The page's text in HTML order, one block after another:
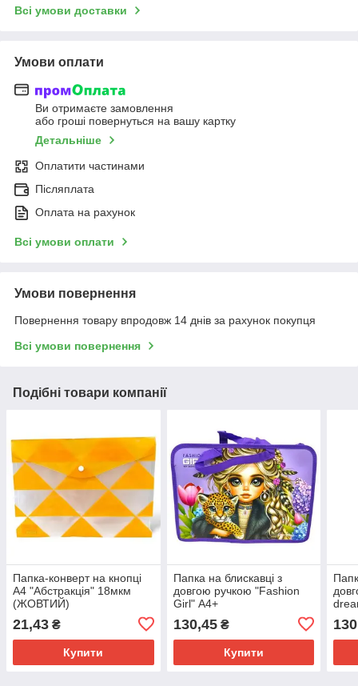
Всі умови доставки
Умови оплати
Ви отримаєте замовлення
або гроші повернуться на вашу картку
Детальніше
Оплатити частинами
Післяплата
Оплата на рахунок
Всі умови оплати
Умови повернення
Повернення товару впродовж 14 днів за рахунок покупця
Всі умови повернення
Подібні товари компанії
Папка-конверт на кнопці
А4 "Абстракція" 18мкм
(ЖОВТИЙ)
21,43 ₴
Купити
Папка на блискавці з
довгою ручкою "Fashion
Girl" А4+
130,45₴
Купити